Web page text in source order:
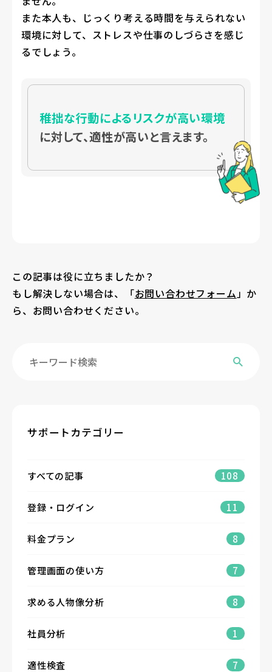
また本人も、じっくり考える時間を与えられない
環境に対して、ストレスや仕事のしづらさを感じ
るでしょう。
稚拙な行動によるリスクが高い環境
に対して、適性が高いと言えます。
この記事は役に立ちましたか？
もし解決しない場合は、「お問い合わせフォーム」か
ら、お問い合わせください。
サポートカテゴリー
すべての記事 108
登録・ログイン 11
料金プラン 8
管理画面の使い方 7
求める人物像分析 8
社員分析 1
適性検査 7